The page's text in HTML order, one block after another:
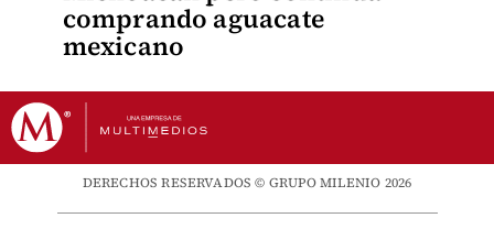
comprando aguacate
mexicano
DERECHOS RESERVADOS © GRUPO MILENIO 2026